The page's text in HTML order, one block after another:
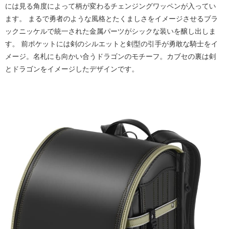
には見る角度によって柄が変わるチェンジングワッペンが入ってい
ます。 まるで勇者のような風格とたくましさをイメージさせるブラ
ックニッケルで統一された金属パーツがシックな装いを醸し出しま
す。 前ポケットには剣のシルエットと剣型の引手が勇敢な騎士をイ
メージ。名札にも向かい合うドラゴンのモチーフ。カブセの裏は剣
とドラゴンをイメージしたデザインです。